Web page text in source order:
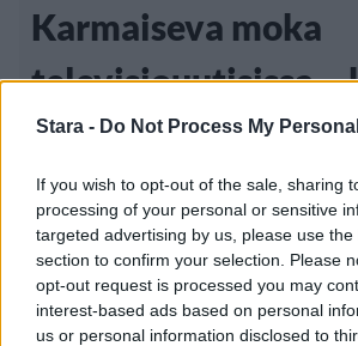
Stara - Do Not Process My
If you wish to opt-out of the sale, sharing
processing of your personal or sensitive
targeted advertising by us, please use
section to confirm your selection. Please
opt-out request is processed you may
interest-based ads based on personal
us or personal information disclosed to
Karmaiseva moka
televisiouutisissa –
”hieman” sekaisin
Kerroimme äskettäin kuinka
näyttelijä Michael Clarke
54-vuotiaana.